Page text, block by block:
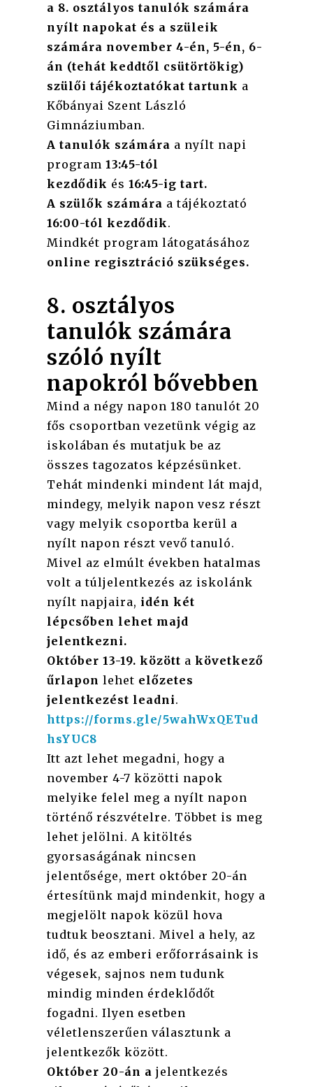
a 8. osztályos tanulók számára
nyílt napokat és a szüleik
számára november 4-én, 5-én, 6-
án (tehát keddtől csütörtökig)
szülői tájékoztatókat tartunk a
Kőbányai Szent László
Gimnáziumban.
A tanulók számára a nyílt napi
program13:45-tól
kezdődik és16:45-ig tart.
A szülők számára a tájékoztató
16:00-tól kezdődik.
Mindkét program látogatásához
online regisztráció szükséges.
8. osztályos
tanulók számára
szóló nyílt
napokról bővebben
Mind a négy napon 180 tanulót 20
fős csoportban vezetünk végig az
iskolában és mutatjuk be az
összes tagozatos képzésünket.
Tehát mindenki mindent lát majd,
mindegy, melyik napon vesz részt
vagy melyik csoportba kerül a
nyílt napon részt vevő tanuló.
Mivel az elmúlt években hatalmas
volt a túljelentkezés az iskolánk
nyílt napjaira, idén két
lépcsőben lehet majd
jelentkezni.
Október 13-19. között akövetkező
űrlapon lehet előzetes
jelentkezést leadni.
https://forms.gle/5wahWxQETud
hsYUC8
Itt azt lehet megadni, hogy a
november 4-7 közötti napok
melyike felel meg a nyílt napon
történő részvételre. Többet is meg
lehet jelölni. A kitöltés
gyorsaságának nincsen
jelentősége, mert október 20-án
értesítünk majd mindenkit, hogy a
megjelölt napok közül hova
tudtuk beosztani. Mivel a hely, az
idő, és az emberi erőforrásaink is
végesek, sajnos nem tudunk
mindig minden érdeklődőt
fogadni. Ilyen esetben
véletlenszerűen választunk a
jelentkezők között.
Október 20-án a jelentkezés